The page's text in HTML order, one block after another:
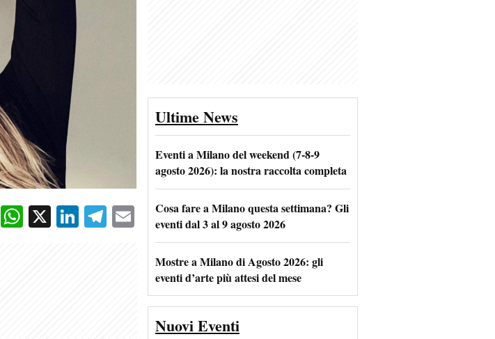
Facebook
WhatsApp
X LinkedIn
Telegram
Email
Ultime News
Eventi a Milano del weekend (7-8-9
agosto 2026): la nostra raccolta completa
Cosa fare a Milano questa settimana? Gli
eventi dal 3 al 9 agosto 2026
Mostre a Milano di Agosto 2026: gli
eventi d’arte più attesi del mese
Nuovi Eventi